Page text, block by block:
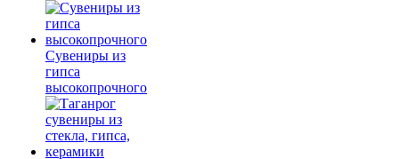
Сувениры из
гипса
высокопрочного